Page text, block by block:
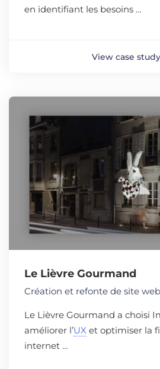
en identifiant les besoins …
View case study
Le Lièvre Gourmand
Création et refonte de site web
Le Lièvre Gourmand a choisi
améliorer l’UX et optimiser la
internet …